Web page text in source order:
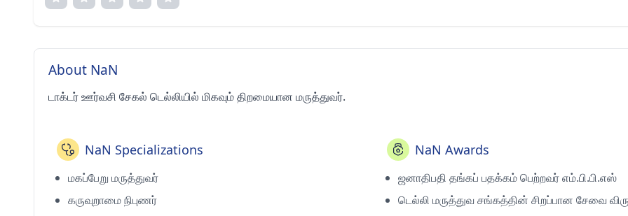
About NaN
டாக்டர் ஊர்வசி சேகல் டெல்லியில் மிகவும் திறமையான மருத்துவர்.
NaN Specializations
மகப்பேறு மருத்துவர்
கருவுறாமை நிபுணர்
NaN Awards
ஜனாதிபதி தங்கப் பதக்கம் பெற்றவர் எம்.பி.பி.எஸ்
டெல்லி மருத்துவ சங்கத்தின் சிறப்பான சேவை